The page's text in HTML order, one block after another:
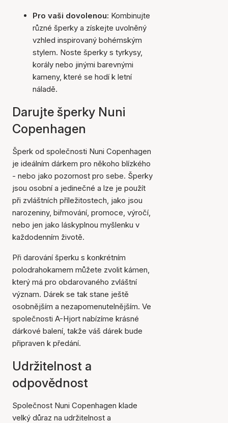
Pro vaši dovolenou: Kombinujte
různé šperky a získejte uvolněný
vzhled inspirovaný bohémským
stylem. Noste šperky s tyrkysy,
korály nebo jinými barevnými
kameny, které se hodí k letní
náladě.
Darujte šperky Nuni
Copenhagen
Šperk od společnosti Nuni Copenhagen
je ideálním dárkem pro někoho blízkého
- nebo jako pozornost pro sebe. Šperky
jsou osobní a jedinečné a lze je použít
při zvláštních příležitostech, jako jsou
narozeniny, biřmování, promoce, výročí,
nebo jen jako láskyplnou myšlenku v
každodenním životě.
Při darování šperku s konkrétním
polodrahokamem můžete zvolit kámen,
který má pro obdarovaného zvláštní
význam. Dárek se tak stane ještě
osobnějším a nezapomenutelnějším. Ve
společnosti A-Hjort nabízíme krásné
dárkové balení, takže váš dárek bude
připraven k předání.
Udržitelnost a
odpovědnost
Společnost Nuni Copenhagen klade
velký důraz na udržitelnost a